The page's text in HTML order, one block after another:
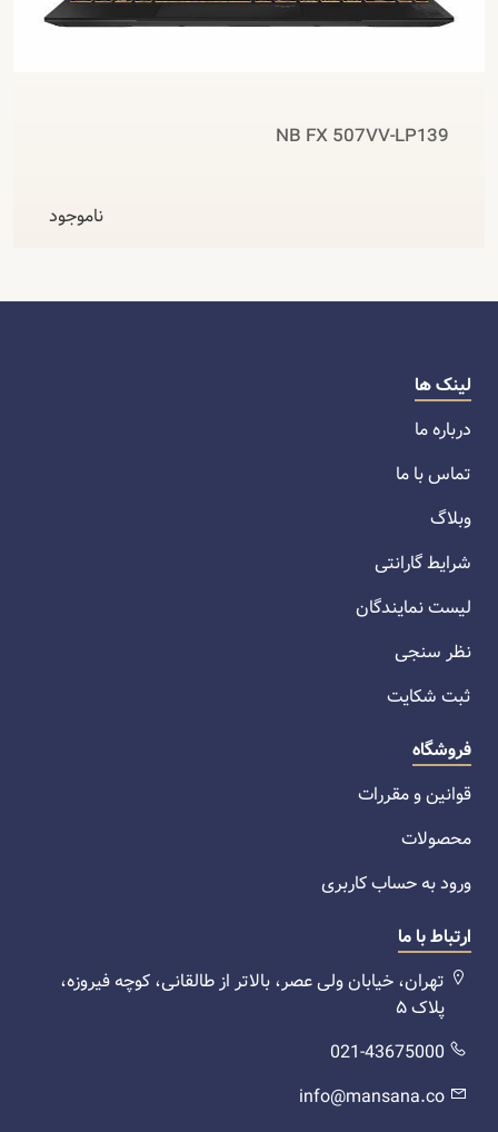
NB FX 507VV-LP139
ناموجود
لینک ها
درباره ما
تماس با ما
وبلاگ
شرایط گارانتی
لیست نمایندگان
نظر سنجی
ثبت شکایت
فروشگاه
قوانین و مقررات
محصولات
ورود به حساب کاربری
ارتباط با ما
تهران، خیابان ولی عصر، بالاتر از طالقانی، کوچه فیروزه،
پلاک ۵
021-43675000
info@mansana.co